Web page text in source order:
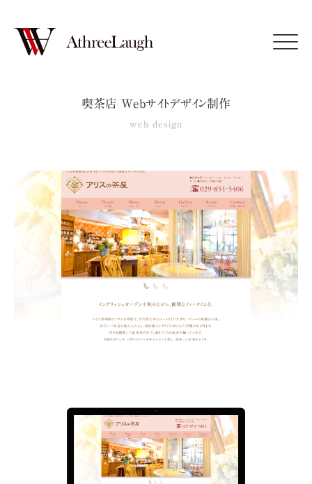
Click
喫茶店 Webサイトデザイン制作
web design